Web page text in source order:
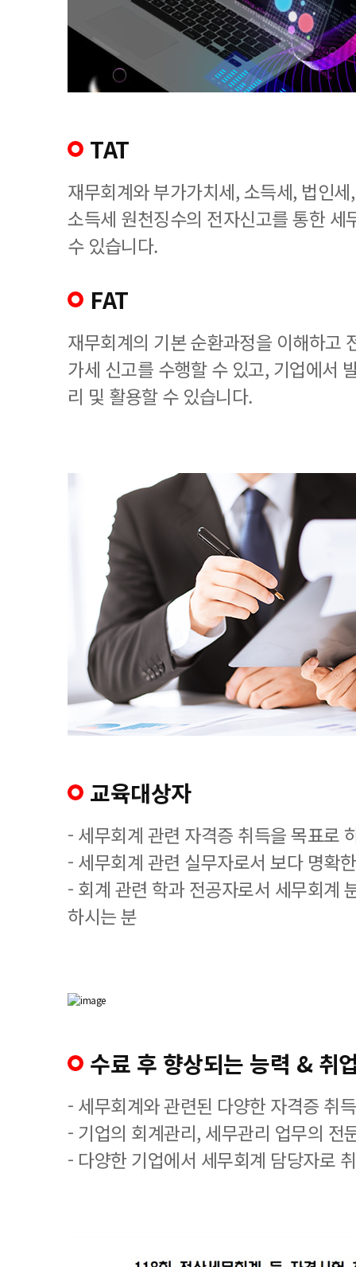
TAT
재무회계와 부가가치세, 소득세, 법인
소득세 원천징수의 전자신고를 통한 세
수 있습니다.
FAT
재무회계의 기본 순환과정을 이해하고
가세 신고를 수행할 수 있고, 기업에서
리 및 활용할 수 있습니다.
교육대상자
- 세무회계 관련 자격증 취득을 목표로
- 세무회계 관련 실무자로서 보다 명확
- 회계 관련 학과 전공자로서 세무회계
하시는 분
수료 후 향상되는 능력 & 취
- 세무회계와 관련된 다양한 자격증 취
- 기업의 회계관리, 세무관리 업무의 전
- 다양한 기업에서 세무회계 담당자로